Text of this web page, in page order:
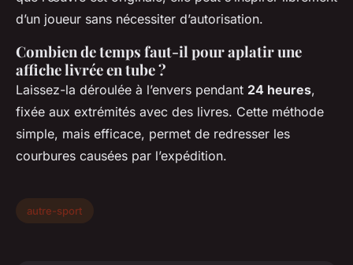
d’un joueur sans nécessiter d’autorisation.
Combien de temps faut-il pour aplatir une
affiche livrée en tube ?
Laissez-la déroulée à l’envers pendant 24 heures,
fixée aux extrémités avec des livres. Cette méthode
simple, mais efficace, permet de redresser les
courbures causées par l’expédition.
autre-sport